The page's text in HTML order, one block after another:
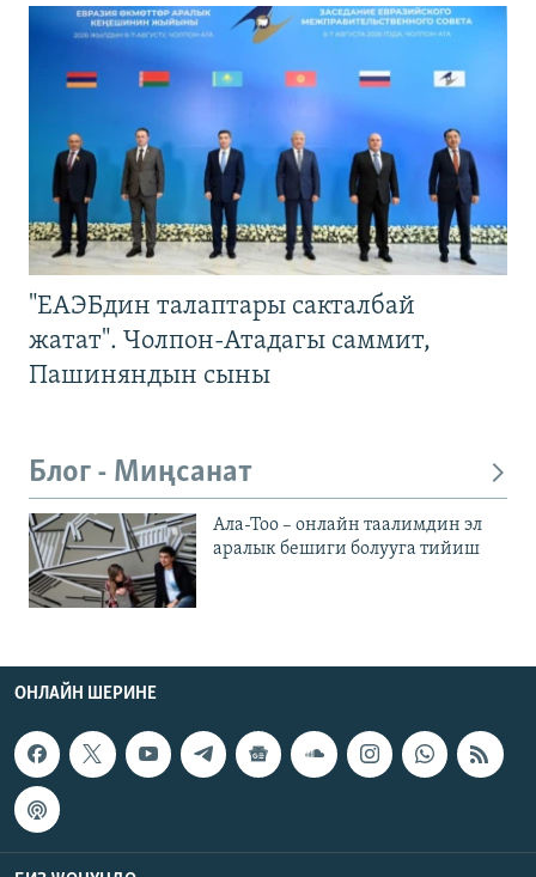
"ЕАЭБдин талаптары сакталбай
жатат". Чолпон-Атадагы саммит,
Пашиняндын сыны
Блог - Миңсанат
Ала-Тоо – онлайн таалимдин эл
аралык бешиги болууга тийиш
ОНЛАЙН ШЕРИНЕ